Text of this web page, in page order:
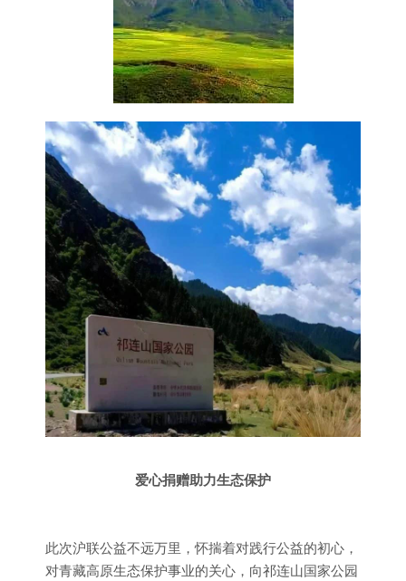
爱心捐赠助力生态保护
此次沪联公益不远万里，怀揣着对践行公益的初心，
对青藏高原生态保护事业的关心，向祁连山国家公园